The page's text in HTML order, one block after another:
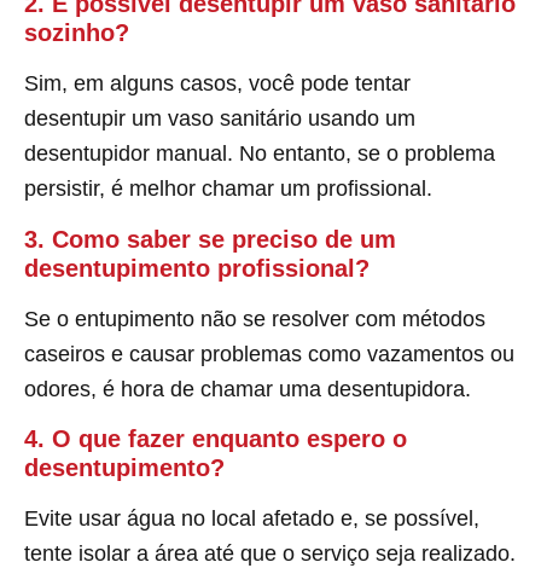
sozinho?
Sim, em alguns casos, você pode tentar
desentupir um vaso sanitário usando um
desentupidor manual. No entanto, se o problema
persistir, é melhor chamar um profissional.
3. Como saber se preciso de um
desentupimento profissional?
Se o entupimento não se resolver com métodos
caseiros e causar problemas como vazamentos ou
odores, é hora de chamar uma desentupidora.
4. O que fazer enquanto espero o
desentupimento?
Evite usar água no local afetado e, se possível,
tente isolar a área até que o serviço seja realizado.